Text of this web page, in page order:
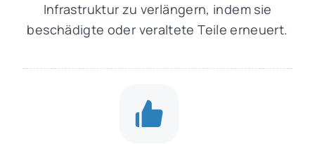
Infrastruktur zu verlängern, indem sie
beschädigte oder veraltete Teile erneuert.